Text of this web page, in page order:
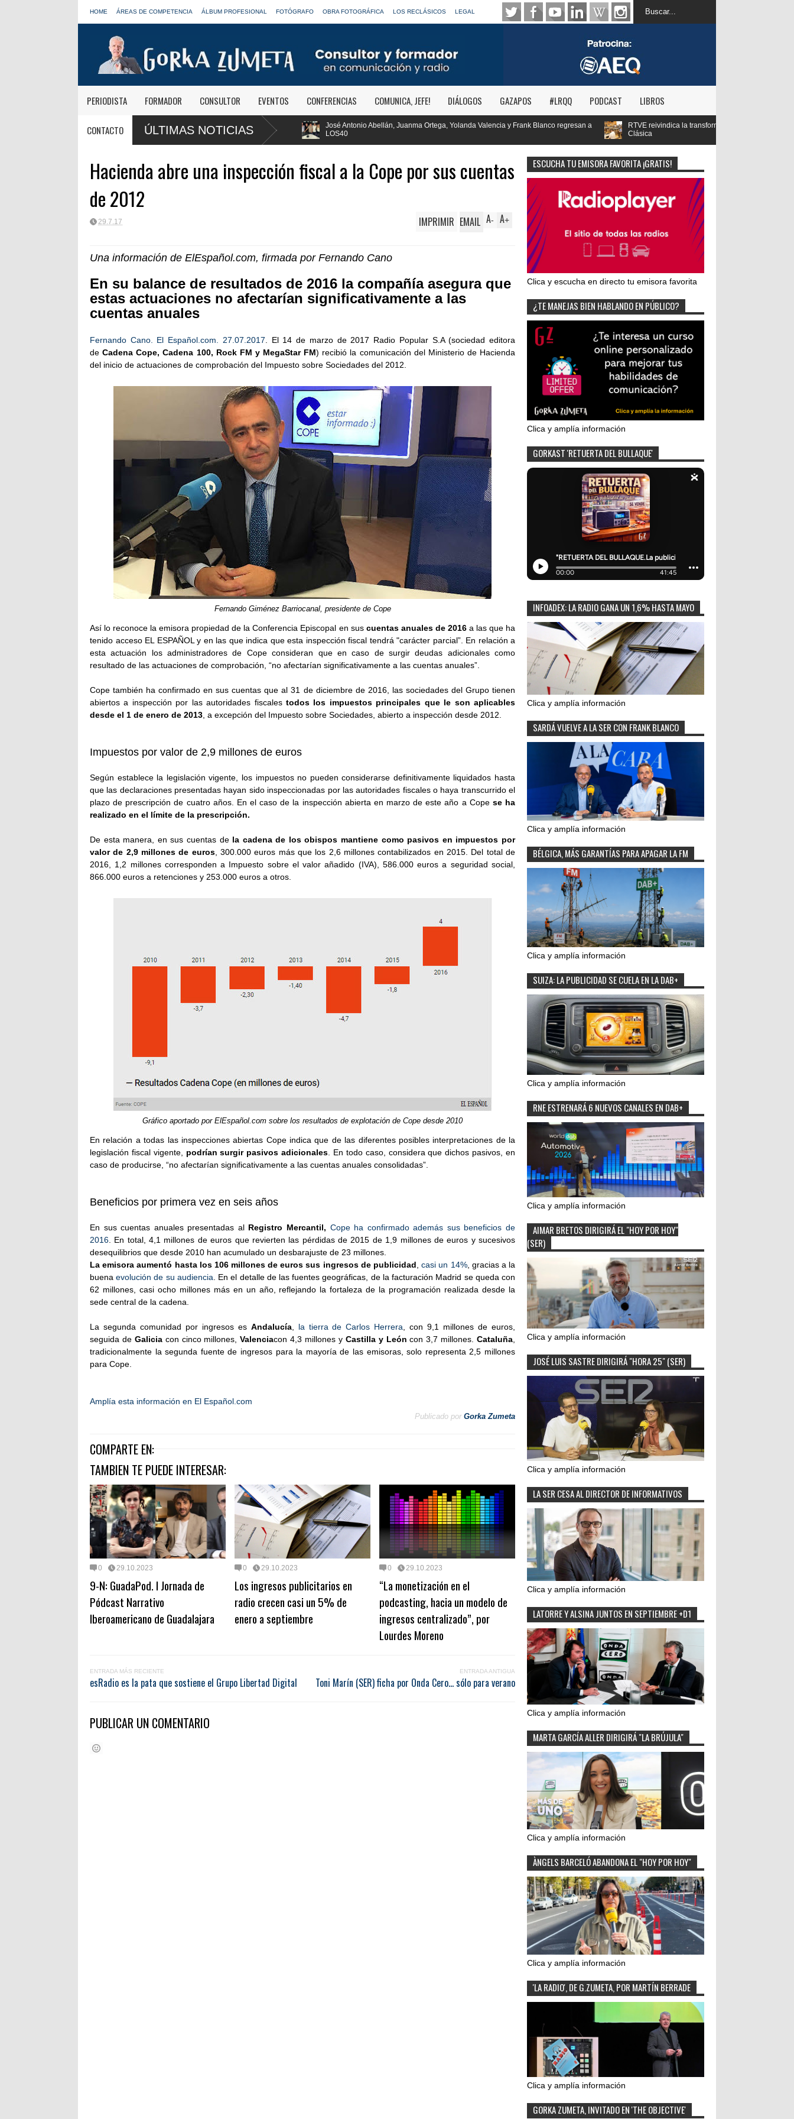
HOME ÁREAS DE COMPETENCIA ÁLBUM PROFESIONAL FOTÓGRAFO OBRA FOTOGRÁFICA LOS RECLÁSICOS LEGAL
PERIODISTA FORMADOR CONSULTOR EVENTOS CONFERENCIAS COMUNICA, JEFE! DIÁLOGOS GAZAPOS #LRQQ PODCAST LIBROS
CONTACTO ÚLTIMAS NOTICIAS
informativas de Onda Cero: "El viaje mereció
José Antonio Abellán, Juanma Ortega, Yolanda Valencia y Frank Blanco regresan a
LOS40
RTVE reivindica la transformación digital de RNE y blinda el futuro de Radio 3 y Radio
Hacienda abre una inspección fiscal a la Cope por sus cuentas
de 2012
29.7.17 A+
A-
IMPRIMIR EMAIL
Una información de ElEspañol.com, firmada por Fernando Cano
En su balance de resultados de 2016 la compañía asegura que
estas actuaciones no afectarían significativamente a las
cuentas anuales
Fernando Cano. El Español.com. 27.07.2017 . El 14 de marzo de 2017 Radio Popular S.A (sociedad editora
deCadena Cope, Cadena 100, Rock FM y MegaStar FM) recibió la comunicación del Ministerio de Hacienda
del inicio de actuaciones de comprobación del Impuesto sobre Sociedades del 2012.
Fernando Giménez Barriocanal, presidente de Cope
Así lo reconoce la emisora propiedad de la Conferencia Episcopal en sus cuentas anuales de 2016a las que ha
tenido acceso EL ESPAÑOL y en las que indica que esta inspección fiscal tendrá "carácter parcial”. En relación a
esta actuación los administradores de Cope consideran que en caso de surgir deudas adicionales como
resultado de las actuaciones de comprobación, “no afectarían significativamente a las cuentas anuales”.
Cope también ha confirmado en sus cuentas que al 31 de diciembre de 2016, las sociedades del Grupo tienen
abiertos a inspección por las autoridades fiscales todos los impuestos principales que le son aplicables
desde el 1 de enero de 2013 , a excepción del Impuesto sobre Sociedades, abierto a inspección desde 2012.
Impuestos por valor de 2,9 millones de euros
Según establece la legislación vigente, los impuestos no pueden considerarse definitivamente liquidados hasta
que las declaraciones presentadas hayan sido inspeccionadas por las autoridades fiscales o haya transcurrido el
plazo de prescripción de cuatro años. En el caso de la inspección abierta en marzo de este año a Copese ha
realizado en el límite de la prescripción.
De esta manera, en sus cuentas dela cadena de los obispos mantiene como pasivos en impuestos por
valor de 2,9 millones de euros, 300.000 euros más que los 2,6 millones contabilizados en 2015. Del total de
2016, 1,2 millones corresponden a Impuesto sobre el valor añadido (IVA), 586.000 euros a seguridad social,
866.000 euros a retenciones y 253.000 euros a otros.
Gráfico aportado por ElEspañol.com sobre los resultados de explotación de Cope desde 2010
En relación a todas las inspecciones abiertas Cope indica que de las diferentes posibles interpretaciones de la
legislación fiscal vigente, podrían surgir pasivos adicionales . En todo caso, considera que dichos pasivos, en
caso de producirse, “no afectarían significativamente a las cuentas anuales consolidadas”.
Beneficios por primera vez en seis años
En sus cuentas anuales presentadas alRegistro Mercantil, Cope ha confirmado además sus beneficios de
2016 . En total, 4,1 millones de euros que revierten las pérdidas de 2015 de 1,9 millones de euros y sucesivos
desequilibrios que desde 2010 han acumulado un desbarajuste de 23 millones.
La emisora aumentó hasta los 106 millones de euros sus ingresos de publicidad ,casi un 14%, gracias a la
buenaevolución de su audiencia . En el detalle de las fuentes geográficas, de la facturación Madrid se queda con
62 millones, casi ocho millones más en un año, reflejando la fortaleza de la programación realizada desde la
sede central de la cadena.
La segunda comunidad por ingresos es Andalucía, la tierra de Carlos Herrera , con 9,1 millones de euros,
seguida de Galiciacon cinco millones,Valenciacon 4,3 millones y Castilla y León con 3,7 millones. Cataluña
tradicionalmente la segunda fuente de ingresos para la mayoría de las emisoras, solo representa 2,5 millones
para Cope.
Amplía esta información en El Español.com
Publicado por Gorka Zumeta
COMPARTE EN:
TAMBIEN TE PUEDE INTERESAR:
0 29.10.2023
9-N: GuadaPod. I Jornada de
Pódcast Narrativo
Iberoamericano de Guadalajara
0 29.10.2023
Los ingresos publicitarios en
radio crecen casi un 5% de
enero a septiembre
0 29.10.2023
“La monetización en el
podcasting, hacia un modelo de
ingresos centralizado”, por
Lourdes Moreno
ENTRADA MÁS RECIENTE
esRadio es la pata que sostiene el Grupo Libertad Digital
ENTRADA ANTIGUA
Toni Marín (SER) ficha por Onda Cero… sólo para verano
PUBLICAR UN COMENTARIO
ESCUCHA TU EMISORA FAVORITA ¡GRATIS!
Clica y escucha en directo tu emisora favorita
¿TE MANEJAS BIEN HABLANDO EN PÚBLICO?
Clica y amplía información
GORKAST 'RETUERTA DEL BULLAQUE'
INFOADEX: LA RADIO GANA UN 1,6% HASTA MAYO
Clica y amplía información
SARDÁ VUELVE A LA SER CON FRANK BLANCO
Clica y amplía información
BÉLGICA, MÁS GARANTÍAS PARA APAGAR LA FM
Clica y amplía información
SUIZA: LA PUBLICIDAD SE CUELA EN LA DAB+
Clica y amplía información
RNE ESTRENARÁ 6 NUEVOS CANALES EN DAB+
Clica y amplía información
AIMAR BRETOS DIRIGIRÁ EL "HOY POR HOY"
(SER)
Clica y amplía información
JOSÉ LUIS SASTRE DIRIGIRÁ "HORA 25" (SER)
Clica y amplía información
LA SER CESA AL DIRECTOR DE INFORMATIVOS
Clica y amplía información
LATORRE Y ALSINA JUNTOS EN SEPTIEMBRE +D1
Clica y amplía información
MARTA GARCÍA ALLER DIRIGIRÁ "LA BRÚJULA"
Clica y amplía información
ÀNGELS BARCELÓ ABANDONA EL "HOY POR HOY"
Clica y amplía información
'LA RADIO', DE G.ZUMETA, POR MARTÍN BERRADE
Clica y amplía información
GORKA ZUMETA, INVITADO EN 'THE OBJECTIVE'